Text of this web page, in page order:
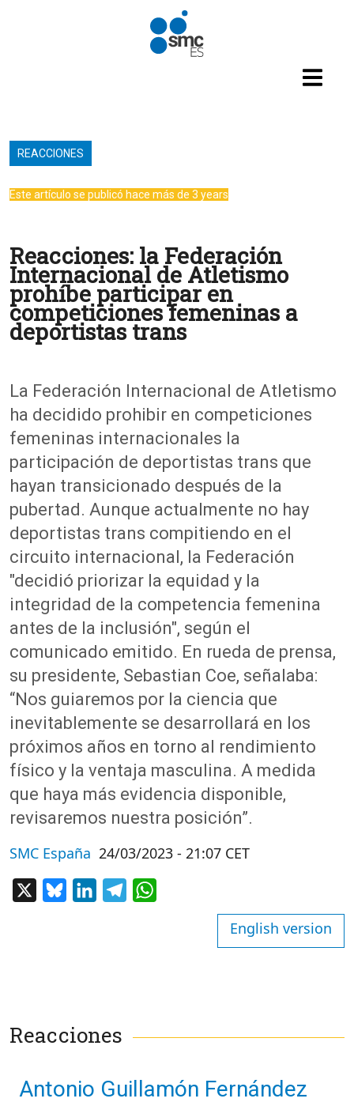
Pasar al contenido principal
REACCIONES
Este artículo se publicó hace más de 3 years
Reacciones: la Federación
Internacional de Atletismo
prohíbe participar en
competiciones femeninas a
deportistas trans
La Federación Internacional de Atletismo
ha decidido prohibir en competiciones
femeninas internacionales la
participación de deportistas trans que
hayan transicionado después de la
pubertad. Aunque actualmente no hay
deportistas trans compitiendo en el
circuito internacional, la Federación
"decidió priorizar la equidad y la
integridad de la competencia femenina
antes de la inclusión", según el
comunicado emitido. En rueda de prensa,
su presidente, Sebastian Coe, señalaba:
“Nos guiaremos por la ciencia que
inevitablemente se desarrollará en los
próximos años en torno al rendimiento
físico y la ventaja masculina. A medida
que haya más evidencia disponible,
revisaremos nuestra posición”.
SMC España 24/03/2023 - 21:07 CET
BlueskyLinkedInTelegram
English version
Reacciones
Antonio Guillamón Fernández